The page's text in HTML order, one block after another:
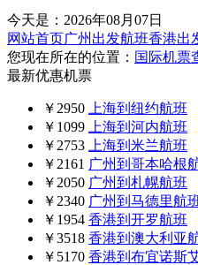
今天是： 2026年08月07日
网站首页广州出发航班香港出
您现在所在的位置： 国际机票
最新优惠机票
￥2950
上海到纽约航班
￥1099
上海到河内航班
￥2753
上海到米兰航班
￥2161 广州到哥本哈根
￥2050 广州到札幌航班
￥2340 广州到马德里航
￥1954 香港到开罗航班
￥3518 香港到澳大利亚
￥5170 香港到布宜诺斯